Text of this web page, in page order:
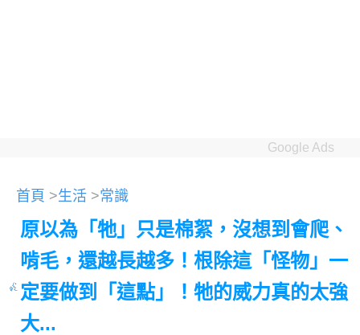
Google Ads
首頁 >生活 >常識
原以為「牠」只是棉絮，沒想到會爬、
啃毛，還越長越多！根除這「怪物」一
定要做到「這點」！牠的威力真的太強
大...